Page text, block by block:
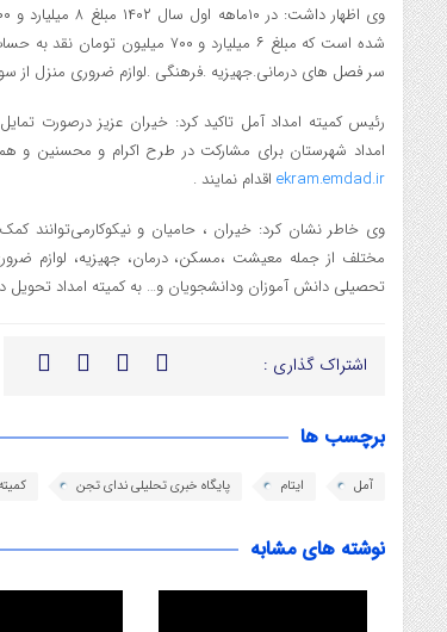
سر فصل های درمانی.جهیزیه .فرهنگی .لوازم ضروری منزل از
رئیس کمیته امداد آمل تاکید کرد: خیران عزیز درصورت
امداد شهرستان برای مشارکت در طرح اکرام و محسنین و
ekram.emdad.ir اقدام نمایند .
وی خاطر نشان کرد: خیران ، حامیان و
مختلف از جمله معیشت ،مسکن، درمان، جهیزیه، لوازم
تحصیلی دانش آموزان ودانشجویان و… به کمیته امداد تحویل
اشتراک گذاری :
برچسب ها
آمل ایتام پایگاه خبری تحلیلی ندای تجن
نوشته های مشابه